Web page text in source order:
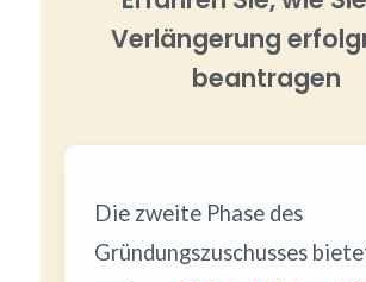
Verlängerung
beantragen
Die zweite Phase des
Gründungszuschusses